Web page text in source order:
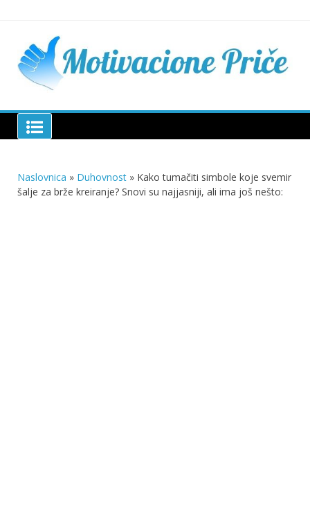
Motivacione Priče
Naslovnica » Duhovnost » Kako tumačiti simbole koje svemir
šalje za brže kreiranje? Snovi su najjasniji, ali ima još nešto: